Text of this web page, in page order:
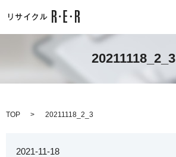
20211118_2_3
TOP 20211118_2_3
2021-11-18